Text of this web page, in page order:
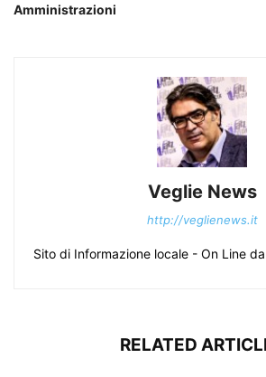
Amministrazioni
Veglie News
http://veglienews.it
Sito di Informazione locale - On Line
RELATED